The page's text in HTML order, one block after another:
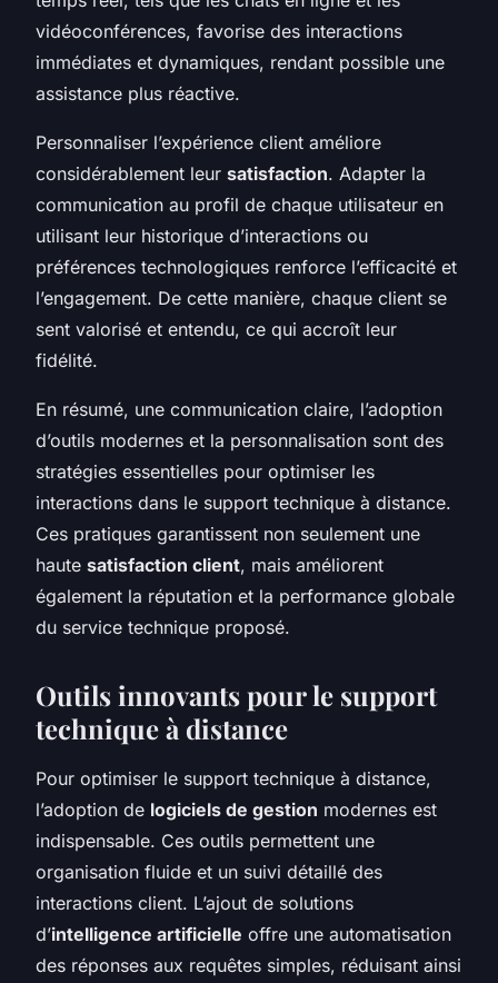
vidéoconférences, favorise des interactions
immédiates et dynamiques, rendant possible une
assistance plus réactive.
Personnaliser l’expérience client améliore
considérablement leur satisfaction. Adapter la
communication au profil de chaque utilisateur en
utilisant leur historique d’interactions ou
préférences technologiques renforce l’efficacité et
l’engagement. De cette manière, chaque client se
sent valorisé et entendu, ce qui accroît leur
fidélité.
En résumé, une communication claire, l’adoption
d’outils modernes et la personnalisation sont des
stratégies essentielles pour optimiser les
interactions dans le support technique à distance.
Ces pratiques garantissent non seulement une
haute satisfaction client, mais améliorent
également la réputation et la performance globale
du service technique proposé.
Outils innovants pour le support
technique à distance
Pour optimiser le support technique à distance,
l’adoption de logiciels de gestion modernes est
indispensable. Ces outils permettent une
organisation fluide et un suivi détaillé des
interactions client. L’ajout de solutions
d’intelligence artificielle offre une automatisation
des réponses aux requêtes simples, réduisant ainsi